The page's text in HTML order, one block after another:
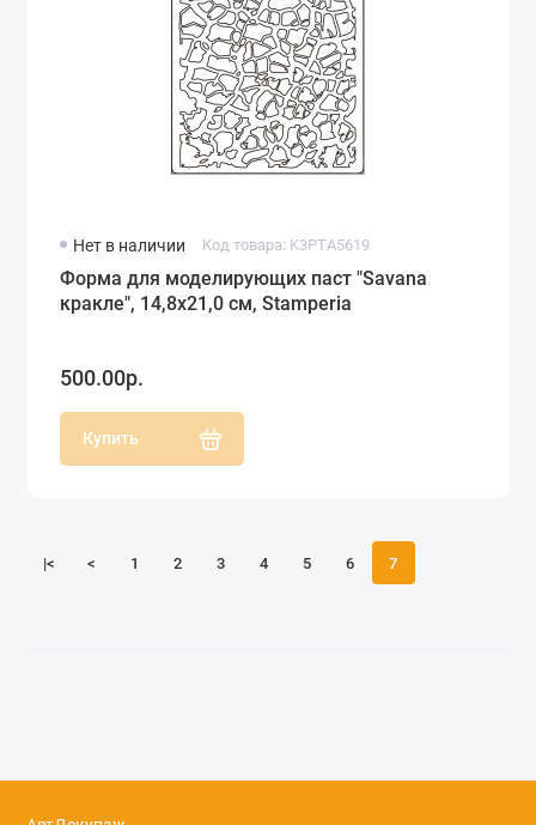
Нет в наличии Код товара: K3PTA5619
Форма для моделирующих паст "Savana
кракле", 14,8х21,0 см, Stamperia
500.00р.
Купить
|< < 1 2 3 4 5 6 7